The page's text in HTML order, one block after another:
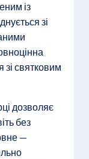
із
зі
зі святковим
дозволяє
без
—